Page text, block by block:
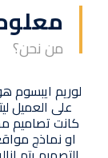
من نحن؟
لوريم ايبسوم
على العميل
كانت تصاميم
او نماذج